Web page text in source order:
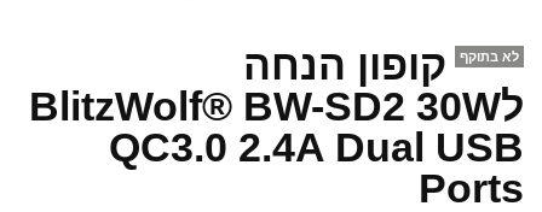
לא בתוקף
קופון הנחה
לBlitzWolf® BW-SD2 30W
QC3.0 2.4A Dual USB
Ports